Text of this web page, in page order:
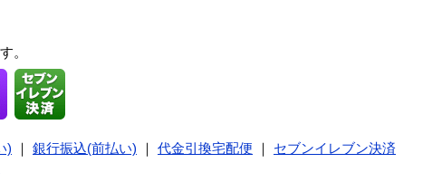
。
) 銀行振込(前払い) 代金引換宅配便
セブンイレブン決済